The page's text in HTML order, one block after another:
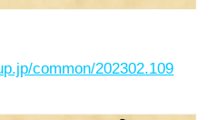
common/202302.109